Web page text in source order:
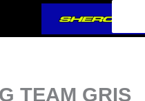
TEAM GRIS